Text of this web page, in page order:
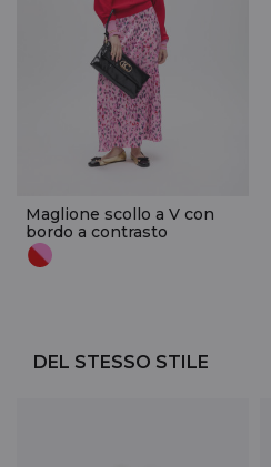
Maglione scollo a V con
bordo a contrasto
DEL STESSO STILE